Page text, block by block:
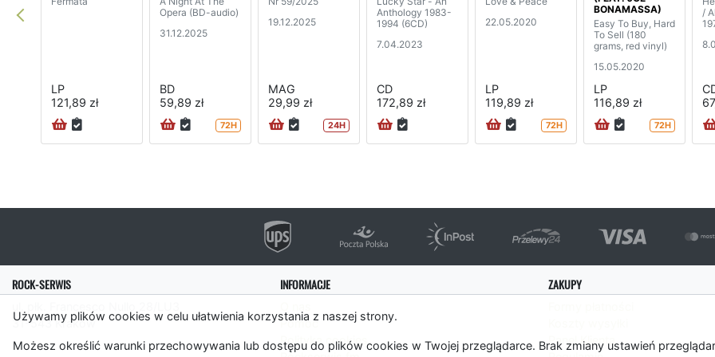
Używamy plików cookies w celu ułatwienia korzystania z naszej strony.
Możesz określić warunki przechowywania lub dostępu do plików cookies w Twojej przeglądarce. Brak zmiany ustawień
LP
121,89 zł
Opera (BD-audio)
31.12.2025
BD
59,89 zł
72H
19.12.2025
MAG
29,99 zł
24H
Anthology 1983-
1994 (6CD)
7.04.2023
CD
172,89 zł
22.05.2020
LP
119,89 zł
72H
BONAMASSA)
Easy To Buy, Hard
To Sell (180
grams, red vinyl)
15.05.2020
LP
116,89 zł
72H
/
ROCK-SERWIS
31-543 Kraków
INFORMACJE
Pomoc
Polityka cookies
ZAKUPY
Panel Klienta